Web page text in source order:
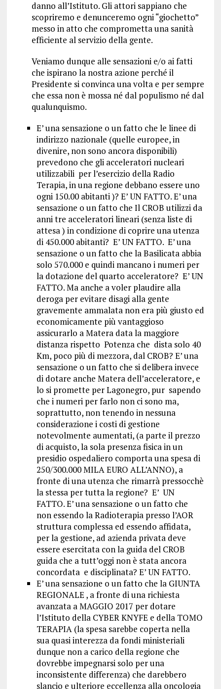
danno all’Istituto. Gli attori sappiano che
scopriremo e denunceremo ogni “giochetto”
messo in atto che comprometta una sanità
efficiente al servizio della gente.
Veniamo dunque alle sensazioni e/o ai fatti
che ispirano la nostra azione perché il
Presidente si convinca una volta e per sempre
che essa non è mossa né dal populismo né dal
qualunquismo.
E’ una sensazione o un fatto che le linee di
indirizzo nazionale (quelle europee, in
divenire, non sono ancora disponibili)
prevedono che gli acceleratori nucleari
utilizzabili per l’esercizio della Radio
Terapia, in una regione debbano essere uno
ogni 150.00 abitanti )? E’ UN FATTO. E’ una
sensazione o un fatto che Il CROB utilizzi da
anni tre acceleratori lineari (senza liste di
attesa ) in condizione di coprire una utenza
di 450.000 abitanti? E’ UN FATTO. E’ una
sensazione o un fatto che la Basilicata abbia
solo 570.000 e quindi mancano i numeri per
la dotazione del quarto acceleratore? E’ UN
FATTO. Ma anche a voler plaudire alla
deroga per evitare disagi alla gente
gravemente ammalata non era più giusto ed
economicamente più vantaggioso
assicurarlo a Matera data la maggiore
distanza rispetto Potenza che dista solo 40
Km, poco più di mezzora, dal CROB? E’ una
sensazione o un fatto che si delibera invece
di dotare anche Matera dell’acceleratore, e
lo si promette per Lagonegro, pur sapendo
che i numeri per farlo non ci sono ma,
soprattutto, non tenendo in nessuna
considerazione i costi di gestione
notevolmente aumentati, (a parte il prezzo
di acquisto, la sola presenza fisica in un
presidio ospedaliero comporta una spesa di
250/300.000 MILA EURO ALL’ANNO), a
fronte di una utenza che rimarrà pressocchè
la stessa per tutta la regione? E’ UN
FATTO. E’ una sensazione o un fatto che
non essendo la Radioterapia presso l’AOR
struttura complessa ed essendo affidata,
per la gestione, ad azienda privata deve
essere esercitata con la guida del CROB
guida che a tutt’oggi non è stata ancora
concordata e disciplinata? E’ UN FATTO.
E’ una sensazione o un fatto che la GIUNTA
REGIONALE , a fronte di una richiesta
avanzata a MAGGIO 2017 per dotare
l’Istituto della CYBER KNYFE e della TOMO
TERAPIA (la spesa sarebbe coperta nella
sua quasi interezza da fondi ministeriali
dunque non a carico della regione che
dovrebbe impegnarsi solo per una
inconsistente differenza) che darebbero
slancio e ulteriore eccellenza alla oncologia